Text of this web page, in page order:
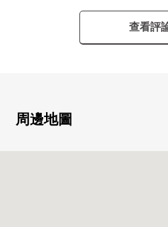
○ 用地面積約64坪
○ HEBEL HAUS的鋼架3階建
○ 建築面積約42坪
━━━━━━━━━━━━━━━
查看評
周邊地圖